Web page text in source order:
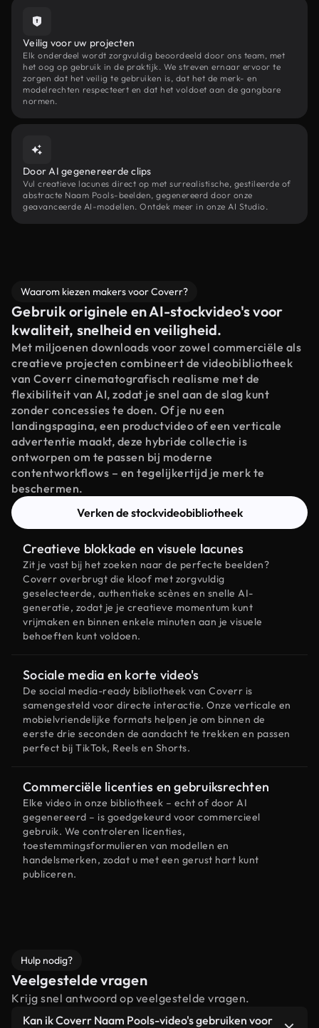
Veilig voor uw projecten
Elk onderdeel wordt zorgvuldig beoordeeld door ons team, met
het oog op gebruik in de praktijk. We streven ernaar ervoor te
zorgen dat het veilig te gebruiken is, dat het de merk- en
modelrechten respecteert en dat het voldoet aan de gangbare
normen.
Door AI gegenereerde clips
Vul creatieve lacunes direct op met surrealistische, gestileerde of
abstracte Naam Pools-beelden, gegenereerd door onze
geavanceerde AI-modellen. Ontdek meer in onze AI Studio.
Waarom kiezen makers voor Coverr?
Gebruik originele en AI-stockvideo's voor
kwaliteit, snelheid en veiligheid.
Met miljoenen downloads voor zowel commerciële als
creatieve projecten combineert de videobibliotheek
van Coverr cinematografisch realisme met de
flexibiliteit van AI, zodat je snel aan de slag kunt
zonder concessies te doen. Of je nu een
landingspagina, een productvideo of een verticale
advertentie maakt, deze hybride collectie is
ontworpen om te passen bij moderne
contentworkflows – en tegelijkertijd je merk te
beschermen.
Verken de stockvideobibliotheek
Creatieve blokkade en visuele lacunes
Zit je vast bij het zoeken naar de perfecte beelden?
Coverr overbrugt die kloof met zorgvuldig
geselecteerde, authentieke scènes en snelle AI-
generatie, zodat je je creatieve momentum kunt
vrijmaken en binnen enkele minuten aan je visuele
behoeften kunt voldoen.
Sociale media en korte video's
De social media-ready bibliotheek van Coverr is
samengesteld voor directe interactie. Onze verticale en
mobielvriendelijke formats helpen je om binnen de
eerste drie seconden de aandacht te trekken en passen
perfect bij TikTok, Reels en Shorts.
Commerciële licenties en gebruiksrechten
Elke video in onze bibliotheek – echt of door AI
gegenereerd – is goedgekeurd voor commercieel
gebruik. We controleren licenties,
toestemmingsformulieren van modellen en
handelsmerken, zodat u met een gerust hart kunt
publiceren.
Hulp nodig?
Veelgestelde vragen
Krijg snel antwoord op veelgestelde vragen.
Kan ik Coverr Naam Pools-video's gebruiken voor